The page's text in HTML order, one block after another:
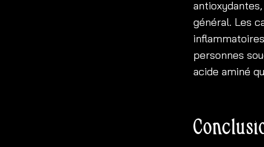
général. Les
personnes
acide aminé